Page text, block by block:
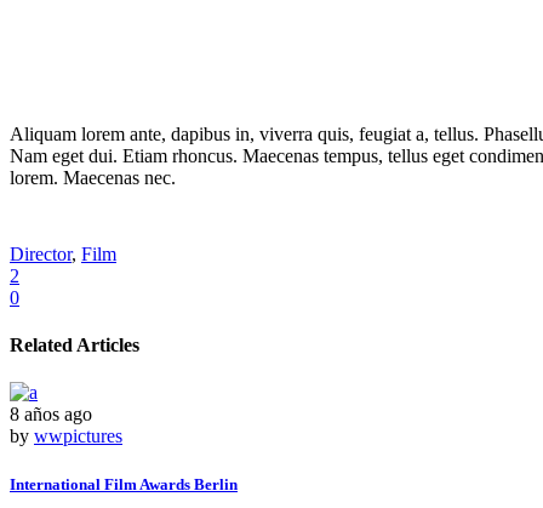
Aliquam lorem ante, dapibus in, viverra quis, feugiat a, tellus.
Nam eget dui. Etiam rhoncus. Maecenas tempus, tellus eget
lorem. Maecenas nec.
Director, Film
2
0
Related Articles
8 años ago
by wwpictures
International Film Awards Berlin